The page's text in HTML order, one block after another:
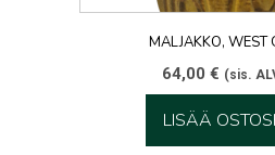
MALJAKKO, WEST
64,00 € (sis.
LISÄÄ